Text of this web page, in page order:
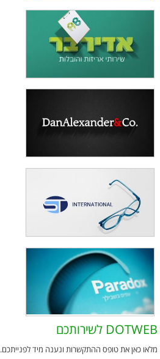
DOTWEB לשירותכם
מלאו כאן את טופס ההתקשרות ונענה מיד לפנייתכם.